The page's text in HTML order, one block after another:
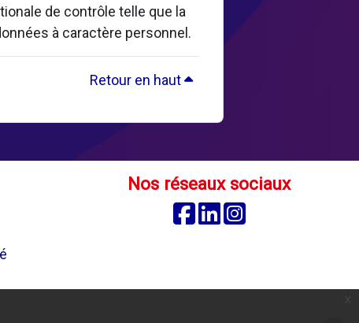
de contrôle telle que la
à caractère personnel.
Retour en haut
Nos réseaux sociaux
FacebookLinkedin